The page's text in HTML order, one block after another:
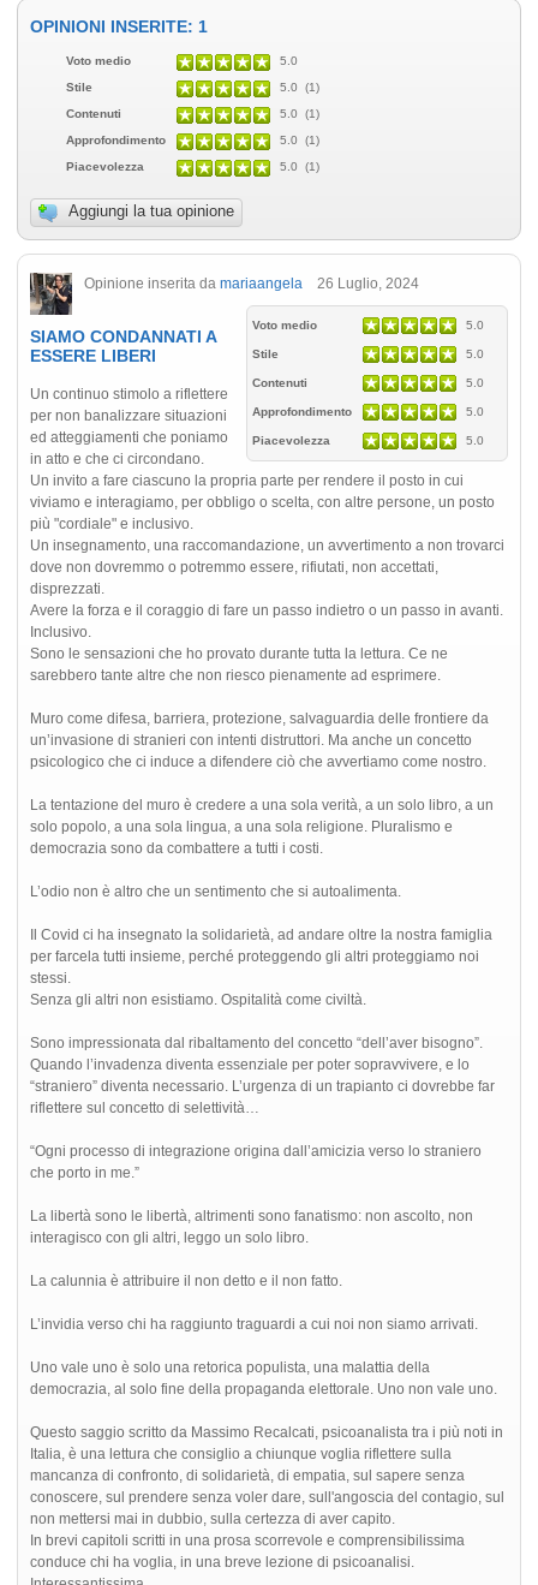
OPINIONI INSERITE: 1
Voto medio
5.0
Stile
5.0 (1)
Contenuti
5.0 (1)
Approfondimento
5.0 (1)
Piacevolezza
5.0 (1)
Aggiungi la tua opinione
Opinione inserita da mariaangela 26 Luglio, 2024
Voto medio 5.0
Stile 5.0
Contenuti 5.0
Approfondimento 5.0
Piacevolezza 5.0
SIAMO CONDANNATI A
ESSERE LIBERI
Un continuo stimolo a riflettere
per non banalizzare situazioni
ed atteggiamenti che poniamo
in atto e che ci circondano.
Un invito a fare ciascuno la propria parte per rendere il posto in cui
viviamo e interagiamo, per obbligo o scelta, con altre persone, un posto
più "cordiale" e inclusivo.
Un insegnamento, una raccomandazione, un avvertimento a non trovarci
dove non dovremmo o potremmo essere, rifiutati, non accettati,
disprezzati.
Avere la forza e il coraggio di fare un passo indietro o un passo in avanti.
Inclusivo.
Sono le sensazioni che ho provato durante tutta la lettura. Ce ne
sarebbero tante altre che non riesco pienamente ad esprimere.
Muro come difesa, barriera, protezione, salvaguardia delle frontiere da
un’invasione di stranieri con intenti distruttori. Ma anche un concetto
psicologico che ci induce a difendere ciò che avvertiamo come nostro.
La tentazione del muro è credere a una sola verità, a un solo libro, a un
solo popolo, a una sola lingua, a una sola religione. Pluralismo e
democrazia sono da combattere a tutti i costi.
L’odio non è altro che un sentimento che si autoalimenta.
Il Covid ci ha insegnato la solidarietà, ad andare oltre la nostra famiglia
per farcela tutti insieme, perché proteggendo gli altri proteggiamo noi
stessi.
Senza gli altri non esistiamo. Ospitalità come civiltà.
Sono impressionata dal ribaltamento del concetto “dell’aver bisogno”.
Quando l’invadenza diventa essenziale per poter sopravvivere, e lo
“straniero” diventa necessario. L’urgenza di un trapianto ci dovrebbe far
riflettere sul concetto di selettività…
“Ogni processo di integrazione origina dall’amicizia verso lo straniero
che porto in me.”
La libertà sono le libertà, altrimenti sono fanatismo: non ascolto, non
interagisco con gli altri, leggo un solo libro.
La calunnia è attribuire il non detto e il non fatto.
L’invidia verso chi ha raggiunto traguardi a cui noi non siamo arrivati.
Uno vale uno è solo una retorica populista, una malattia della
democrazia, al solo fine della propaganda elettorale. Uno non vale uno.
Questo saggio scritto da Massimo Recalcati, psicoanalista tra i più noti in
Italia, è una lettura che consiglio a chiunque voglia riflettere sulla
mancanza di confronto, di solidarietà, di empatia, sul sapere senza
conoscere, sul prendere senza voler dare, sull'angoscia del contagio, sul
non mettersi mai in dubbio, sulla certezza di aver capito.
In brevi capitoli scritti in una prosa scorrevole e comprensibilissima
conduce chi ha voglia, in una breve lezione di psicoanalisi.